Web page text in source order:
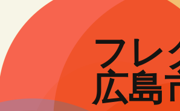
ン
ツ
へ
フ
広島